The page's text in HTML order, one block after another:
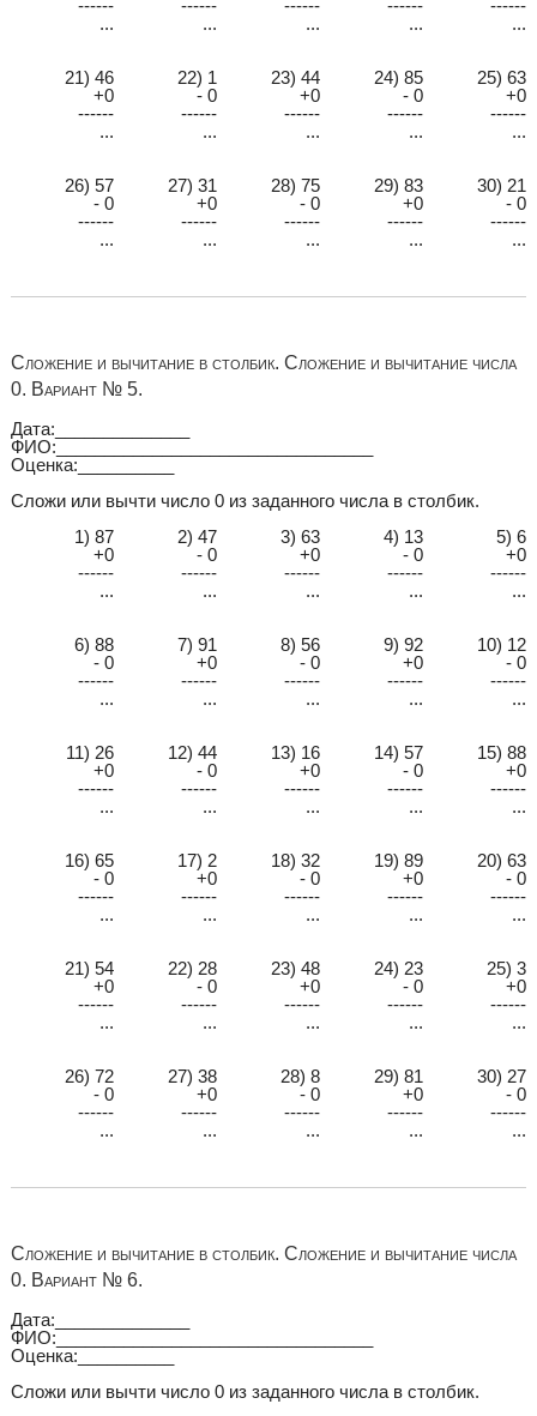
------ ------ ------ ------
------
...
... ... ... ...
21) 46 22) 1 23) 44 24) 85
25) 63
+0
- 0 +0 - 0
+0
------
------ ------ ------
------
...
... ... ... ...
26) 57 27) 31 28) 75 29) 83
30) 21
- 0
+0 - 0 +0
- 0
------
------ ------ ------
------
...
... ... ... ...
Сложение и вычитание в столбик. Сложение и вычитание числа
0. Вариант № 5.
Дата:______________
ФИО:_________________________________
Оценка:__________
Сложи или вычти число 0 из заданного числа в столбик.
1) 87
2) 47 3) 63 4) 13
5) 6
+0
- 0 +0 - 0
+0
------
------ ------ ------
------
...
... ... ... ...
6) 88 7) 91 8) 56 9) 92
10) 12
- 0
+0 - 0 +0
- 0
------
------ ------ ------
------
...
... ... ... ...
11) 26 12) 44 13) 16 14) 57
15) 88
+0
- 0 +0 - 0
+0
------
------ ------ ------
------
...
... ... ... ...
16) 65 17) 2 18) 32 19) 89
20) 63
- 0
+0 - 0 +0
- 0
------
------ ------ ------
------
...
... ... ... ...
21) 54 22) 28 23) 48 24) 23
25) 3
+0
- 0 +0 - 0
+0
------
------ ------ ------
------
...
... ... ... ...
26) 72 27) 38 28) 8 29) 81
30) 27
- 0
+0 - 0 +0
- 0
------
------ ------ ------
------
...
... ... ... ...
Сложение и вычитание в столбик. Сложение и вычитание числа
0. Вариант № 6.
Дата:______________
ФИО:_________________________________
Оценка:__________
Сложи или вычти число 0 из заданного числа в столбик.